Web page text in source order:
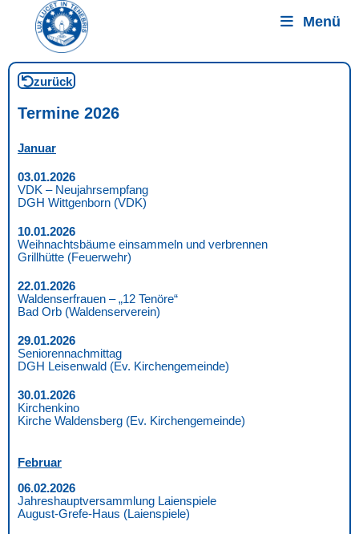
Menü
zurück
Termine 2026
Januar
03.01.2026
VDK – Neujahrsempfang
DGH Wittgenborn (VDK)
10.01.2026
Weihnachtsbäume einsammeln und verbrennen
Grillhütte (Feuerwehr)
22.01.2026
Waldenserfrauen – „12 Tenöre“
Bad Orb (Waldenserverein)
29.01.2026
Seniorennachmittag
DGH Leisenwald (Ev. Kirchengemeinde)
30.01.2026
Kirchenkino
Kirche Waldensberg (Ev. Kirchengemeinde)
Februar
06.02.2026
Jahreshauptversammlung Laienspiele
August-Grefe-Haus (Laienspiele)